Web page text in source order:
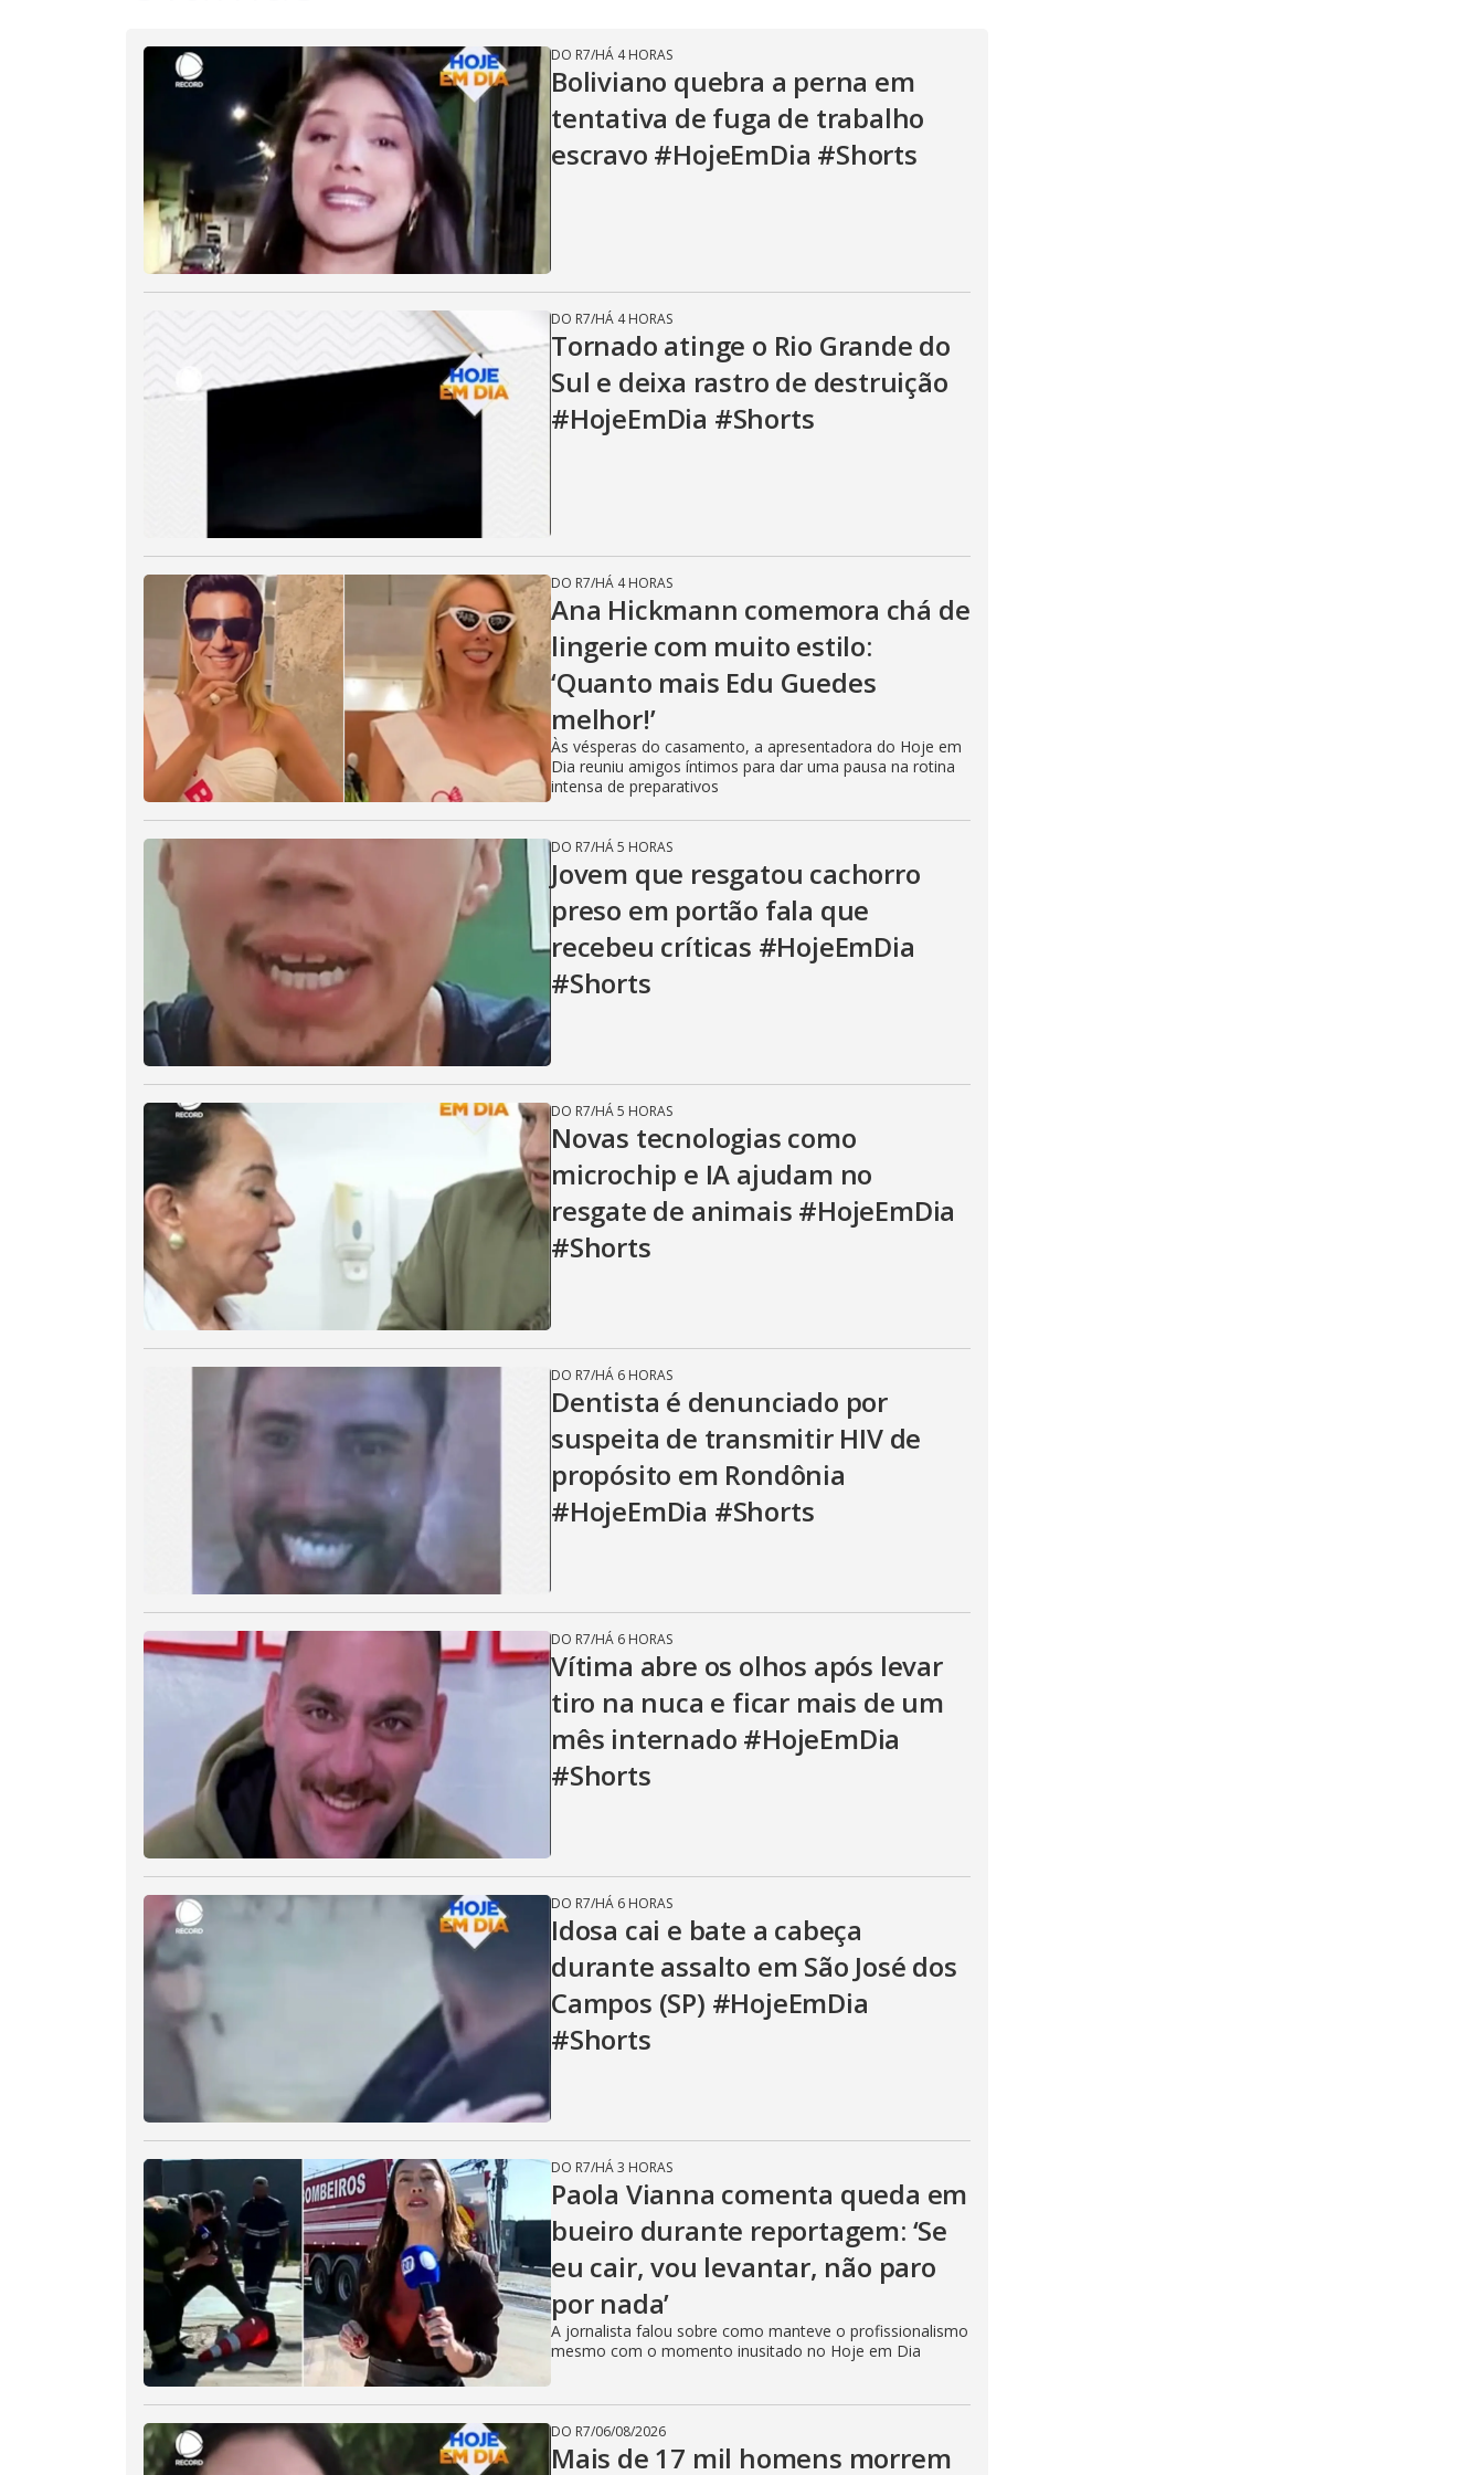
i
d
e
o
DO R7/HÁ 4 HORAS
Boliviano quebra a perna em
tentativa de fuga de trabalho
escravo #HojeEmDia #Shorts
DO R7/HÁ 4 HORAS
Tornado atinge o Rio Grande do
Sul e deixa rastro de destruição
#HojeEmDia #Shorts
DO R7/HÁ 4 HORAS
Ana Hickmann comemora chá de
lingerie com muito estilo:
‘Quanto mais Edu Guedes
melhor!’
Às vésperas do casamento, a apresentadora do Hoje em
Dia reuniu amigos íntimos para dar uma pausa na rotina
intensa de preparativos
DO R7/HÁ 5 HORAS
Jovem que resgatou cachorro
preso em portão fala que
recebeu críticas #HojeEmDia
#Shorts
DO R7/HÁ 5 HORAS
Novas tecnologias como
microchip e IA ajudam no
resgate de animais #HojeEmDia
#Shorts
DO R7/HÁ 6 HORAS
Dentista é denunciado por
suspeita de transmitir HIV de
propósito em Rondônia
#HojeEmDia #Shorts
DO R7/HÁ 6 HORAS
Vítima abre os olhos após levar
tiro na nuca e ficar mais de um
mês internado #HojeEmDia
#Shorts
DO R7/HÁ 6 HORAS
Idosa cai e bate a cabeça
durante assalto em São José dos
Campos (SP) #HojeEmDia
#Shorts
DO R7/HÁ 3 HORAS
Paola Vianna comenta queda em
bueiro durante reportagem: ‘Se
eu cair, vou levantar, não paro
por nada’
A jornalista falou sobre como manteve o profissionalismo
mesmo com o momento inusitado no Hoje em Dia
DO R7/06/08/2026
Mais de 17 mil homens morrem